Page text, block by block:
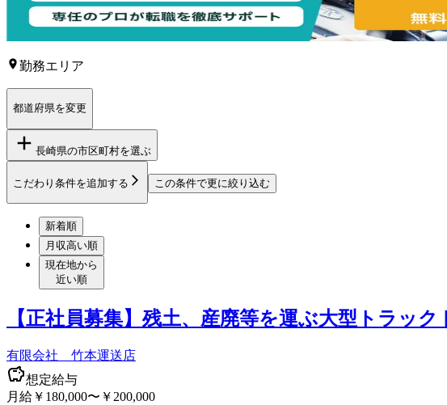
勤務エリア
都道府県を変更
長崎県の市区町村を選ぶ
こだわり条件を追加する この条件で更に絞り込む
新着順
月収高い順
現在地から
近い順
【正社員募集】残土、産廃等を運ぶ大型トラッ
有限会社 竹本運送店
想定給与
月給￥180,000〜￥200,000